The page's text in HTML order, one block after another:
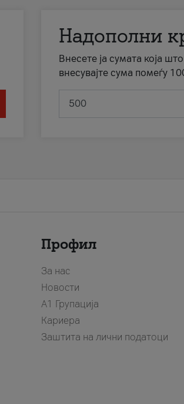
Надополни
Внесете ја сумата која
внесувајте сума помеѓу
Профил
За нас
Новости
А1 Групација
Кариера
Заштита на лични податоци